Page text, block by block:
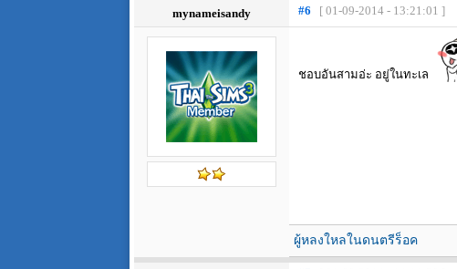
mynameisandy #6 [ 01-09-2014 - 13:21:01 ]
ชอบอันสามอ่ะ อยู่ในทะเล
ผู้หลงใหลในดนตรีร็อค